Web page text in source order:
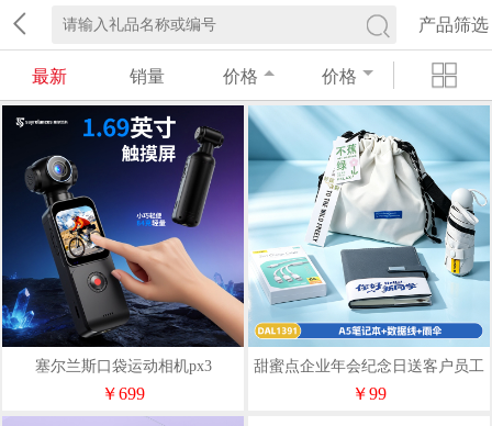
产品筛选
最新 销量 价格 价格
塞尔兰斯口袋运动相机px3
￥699
甜蜜点企业年会纪念日送客户员工
实用伴手礼套装DAL1391
￥99